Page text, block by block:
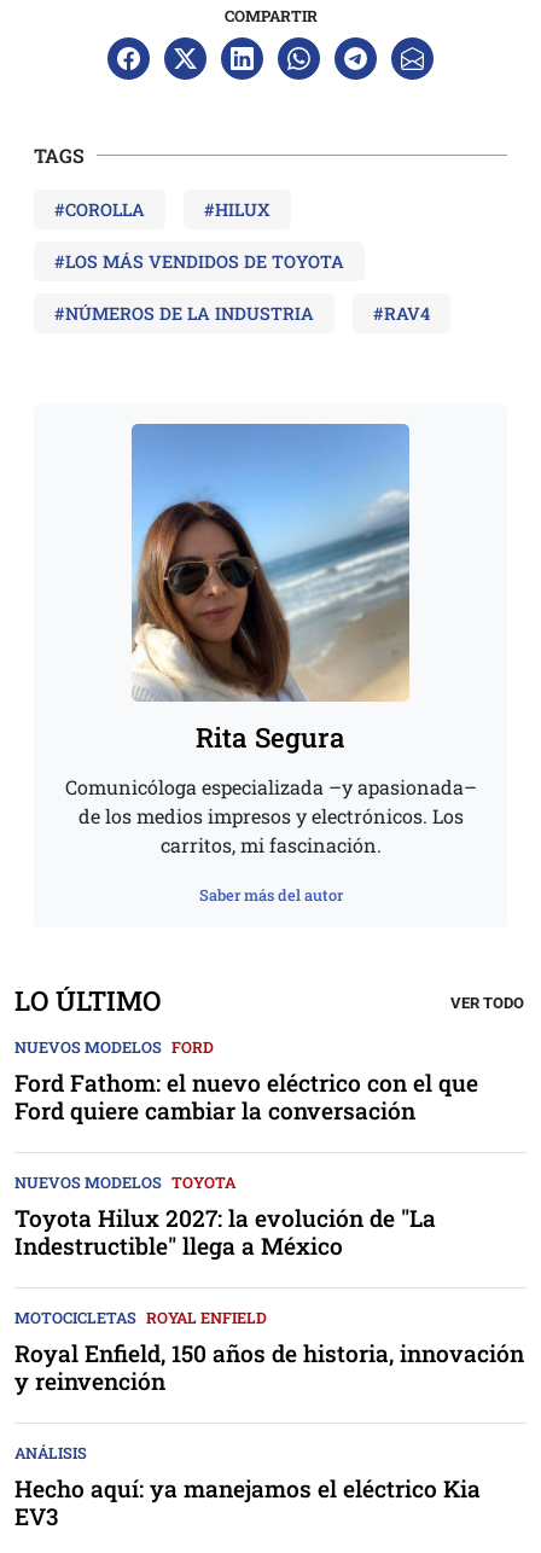
COMPARTIR
TAGS
#COROLLA #HILUX
#LOS MÁS VENDIDOS DE TOYOTA
#NÚMEROS DE LA INDUSTRIA #RAV4
Rita Segura
Comunicóloga especializada –y apasionada–
de los medios impresos y electrónicos. Los
carritos, mi fascinación.
Saber más del autor
LO ÚLTIMO VER TODO
NUEVOS MODELOS FORD
Ford Fathom: el nuevo eléctrico con el que
Ford quiere cambiar la conversación
NUEVOS MODELOS TOYOTA
Toyota Hilux 2027: la evolución de "La
Indestructible" llega a México
MOTOCICLETAS ROYAL ENFIELD
Royal Enfield, 150 años de historia, innovación
y reinvención
ANÁLISIS
Hecho aquí: ya manejamos el eléctrico Kia
EV3